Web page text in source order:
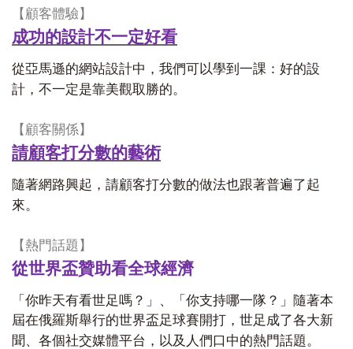
【顧客體驗】
成功的設計不一定好看
從亞馬遜的網站設計中，我們可以學到一課：好的設
計，不一定是靠美觀取勝的。
【顧客關係】
請顧客打分數的藝術
隨著網路興起，請顧客打分數的做法也跟著普遍了起
來。
【熱門話題】
從世界盃贊助看全球經濟
「你昨天有看世足嗎？」、「你支持哪一隊？」隨著本
屆在俄羅斯舉行的世界盃足球賽開打，世足成了各大新
聞、各個社交媒體平台，以及人們口中的熱門話題。